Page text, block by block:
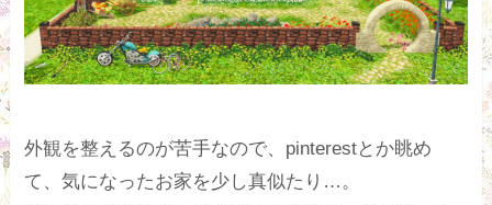
外観を整えるのが苦手なので、pinterestとか眺め
て、気になったお家を少し真似たり…。